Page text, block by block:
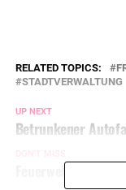
RELATED TOPICS:
STADTVERWALTUNG
UP NEXT
Betrunkener
Feuerwehr: Zwei